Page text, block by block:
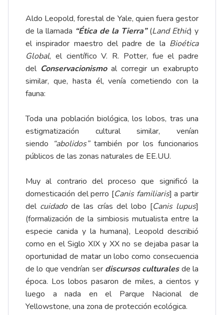
Aldo Leopold, forestal de Yale, quien fuera gestor
de la llamada “Ética de la Tierra”(Land Ethic) y
el inspirador maestro del padre de la Bioética
Global, el científico V. R. Potter, fue el padre
del Conservacionismoal corregir un exabrupto
similar, que, hasta él, venía cometiendo con la
fauna:
Toda una población biológica, los lobos, tras una
estigmatización cultural similar, venían
siendo “abolidos”también por los funcionarios
públicos de las zonas naturales de EE.UU.
Muy al contrario del proceso que significó la
domesticación del perro [Canis familiaris] a partir
del cuidadode las crías del lobo [Canis lupus]
(formalización de la simbiosis mutualista entre la
especie canida y la humana), Leopold describió
como en el Siglo XIX y XX no se dejaba pasar la
oportunidad de matar un lobo como consecuencia
de lo que vendrían ser discursos culturalesde la
época. Los lobos pasaron de miles, a cientos y
luego a nada en el Parque Nacional de
Yellowstone, una zona de protección ecológica.